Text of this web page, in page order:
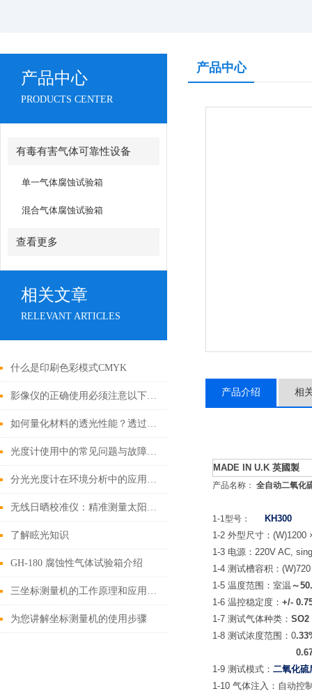
产品中心
PRODUCTS CENTER
有毒有害气体可靠性设备
单一气体腐蚀试验箱
混合气体腐蚀试验箱
查看更多
相关文章
RELEVANT ARTICLES
什么是印刷色彩模式CMYK
影像仪的正确使用必须注意以下几个要点
如何量化材料的透光性能？透过率测试仪的原理与用途
光度计使用中的常见问题与故障处理指南
分光光度计在环境分析中的应用是非常广泛的
无线日晒校准仪：精准测量太阳辐射的智能助手
了解眩光知识
GH-180 腐蚀性气体试验箱介绍
三坐标测量机的工作原理和应用领域
为您讲解坐标测量机的使用步骤
产品中心
产品介绍 相
MADE IN U.K 英國製
产品名称： 全自动二氧化
1-1型号：
KH300
1-2 外型尺寸： (W)1200
1-3 电源： 220V AC,
1-4 测试槽容积：
1-5 温度范围：室温 ～
1-6 温控稳定度： +/-
1-7 测试气体种类： SO2
1-8 测试浓度范围： 0
1-9 测试模式： 二氧化硫
1-10 气体注入：自动控